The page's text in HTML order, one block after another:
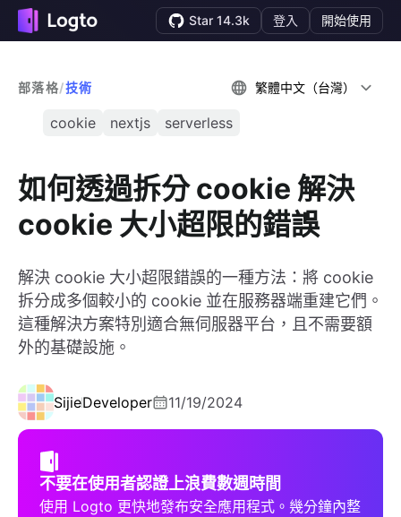
Star 14.3k 登入 開始使用
部落格/技術 繁體中文（台灣）
cookie nextjs serverless
如何透過拆分 cookie 解決
cookie 大小超限的錯誤
解決 cookie 大小超限錯誤的一種方法：將 cookie
拆分成多個較小的 cookie 並在服務器端重建它們。
這種解決方案特別適合無伺服器平台，且不需要額
外的基礎設施。
SijieDeveloper 11/19/2024
不要在使用者認證上浪費數週時間
使用 Logto 更快地發布安全應用程式。幾分鐘內整